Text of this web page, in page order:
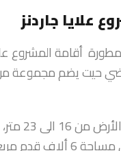
علايا جاردنز
أقامة المشروع
حيت يضم مجموعة
حيث يصل
ذات 4 غرف على مساحة 6